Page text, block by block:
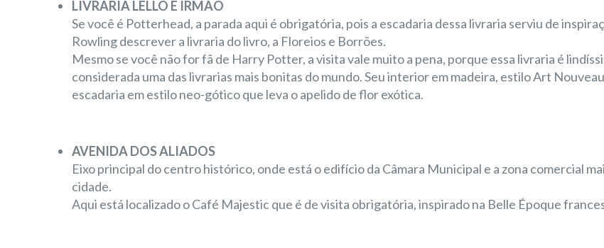
LIVRARIA LELLO E IRMÃO
Se você é Potterhead, a parada aqui é obrigatória, pois a escadaria dessa livraria serviu de
Rowling descrever a livraria do livro, a Floreios e Borrões.
Mesmo se você não for fã de Harry Potter, a visita vale muito a pena, porque essa livraria é
considerada uma das livrarias mais bonitas do mundo. Seu interior em madeira, estilo Art
escadaria em estilo neo-gótico que leva o apelido de flor exótica.
AVENIDA DOS ALIADOS
Eixo principal do centro histórico, onde está o edifício da Câmara Municipal e a zona comercial
cidade.
Aqui está localizado o Café Majestic que é de visita obrigatória, inspirado na Belle Époque